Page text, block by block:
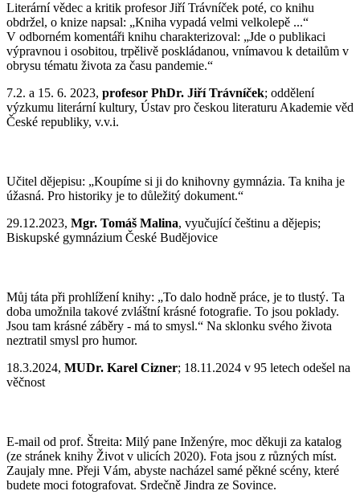
Literární vědec a kritik profesor Jiří Trávníček poté, co knihu
obdržel, o knize napsal: „Kniha vypadá velmi velkolepě ...“
V odborném komentáři knihu charakterizoval: „Jde o publikaci
výpravnou i osobitou, trpělivě poskládanou, vnímavou k detailům v
obrysu tématu života za času pandemie.“
7.2. a 15. 6. 2023, profesor PhDr. Jiří Trávníček; oddělení
výzkumu literární kultury, Ústav pro českou literaturu Akademie věd
České republiky, v.v.i.
Učitel dějepisu: „Koupíme si ji do knihovny gymnázia. Ta kniha je
úžasná. Pro historiky je to důležitý dokument.“
29.12.2023, Mgr. Tomáš Malina, vyučující češtinu a dějepis;
Biskupské gymnázium České Budějovice
Můj táta při prohlížení knihy: „To dalo hodně práce, je to tlustý. Ta
doba umožnila takové zvláštní krásné fotografie. To jsou poklady.
Jsou tam krásné záběry - má to smysl.“ Na sklonku svého života
neztratil smysl pro humor.
18.3.2024, MUDr. Karel Cizner; 18.11.2024 v 95 letech odešel na
věčnost
E-mail od prof. Štreita: Milý pane Inženýre, moc děkuji za katalog
(ze stránek knihy Život v ulicích 2020). Fota jsou z různých míst.
Zaujaly mne. Přeji Vám, abyste nacházel samé pěkné scény, které
budete moci fotografovat. Srdečně Jindra ze Sovince.